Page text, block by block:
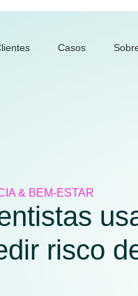
Casos
& BEM-ESTAR
risco